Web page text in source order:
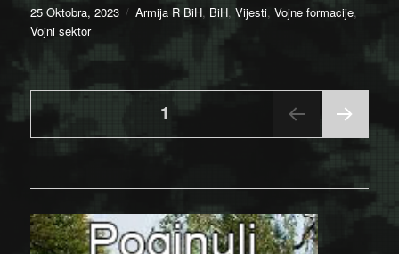
Posted
on
25 Oktobra, 2023 Categories
Armija R BiH, BiH ,Vijesti,Vojne formacije
Vojni sektor
Posts
pagination
1
NEX
PAGE